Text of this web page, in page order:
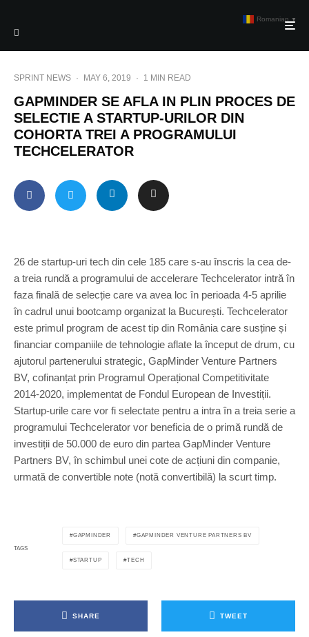
SPRINT NEWS · MAY 6, 2019 · 1 MIN READ
GAPMINDER SE AFLA IN PLIN PROCES DE
SELECTIE A STARTUP-URILOR DIN
COHORTA TREI A PROGRAMULUI
TECHCELERATOR
26 de startup-uri tech din cele 185 care s-au înscris la cea de-
a treia rundă a programului de accelerare Techcelerator intră în
faza finală de selecție care va avea loc în perioada 4-5 aprilie
în cadrul unui bootcamp organizat la București. Techcelerator
este primul program de acest tip din România care susține și
financiar companiile de tehnologie aflate la început de drum, cu
ajutorul partenerului strategic, GapMinder Venture Partners
BV, cofinanțat prin Programul Operațional Competitivitate
2014-2020, implementat de Fondul European de Investiții.
Startup-urile care vor fi selectate pentru a intra în a treia serie a
programului Techcelerator vor beneficia de o primă rundă de
investiții de 50.000 de euro din partea GapMinder Venture
Partners BV, în schimbul unei cote de acțiuni din companie,
urmată de convertible note (notă convertibilă) la scurt timp.
TAGS
GAPMINDER GAPMINDER VENTURE PARTNERS BV
STARTUP TECH
SHARE TWEET
Romanian ▼